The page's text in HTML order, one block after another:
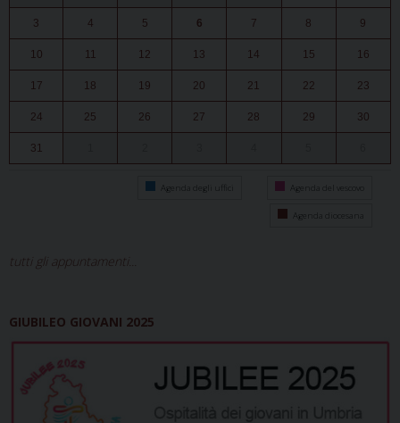
3 4 5 6 7 8 9
10 11 12 13 14 15 16
17 18 19 20 21 22 23
24 25 26 27 28 29 30
31
Agenda degli uffici Agenda del vescovo
Agenda diocesana
tutti gli appuntamenti...
GIUBILEO GIOVANI 2025